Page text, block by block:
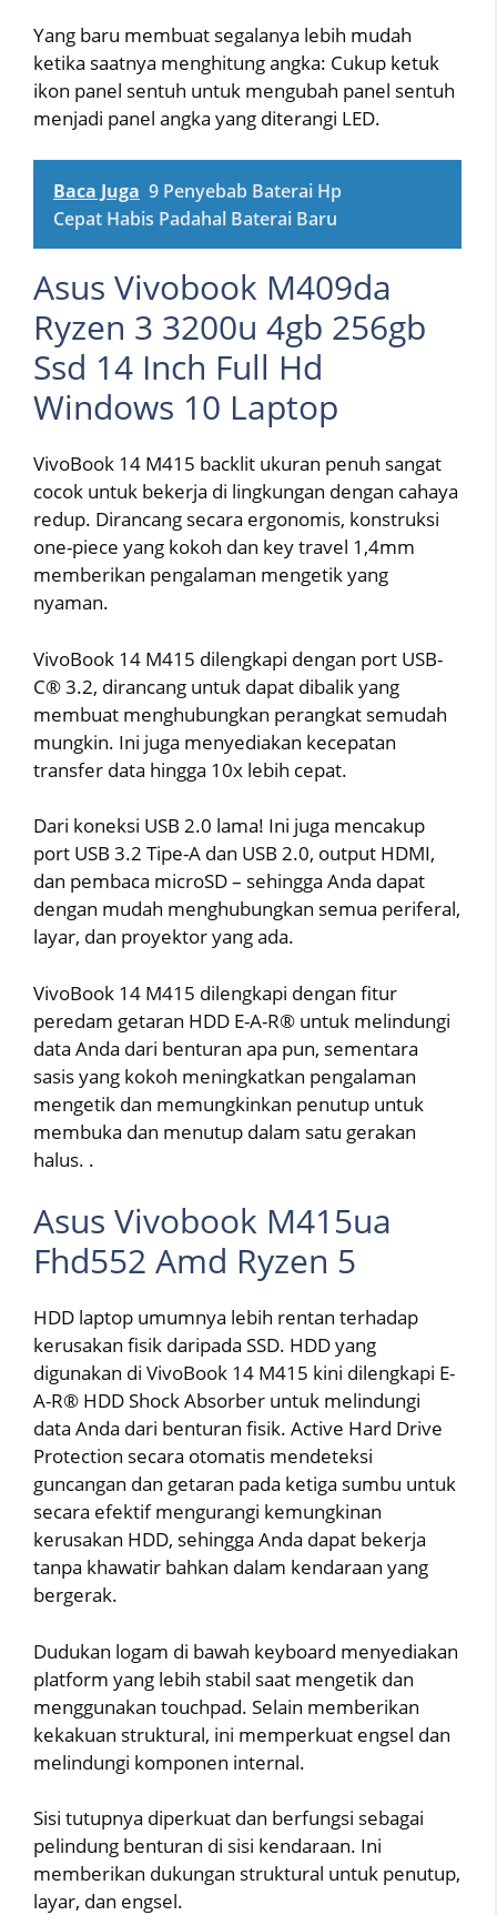
Yang baru membuat segalanya lebih mudah
ketika saatnya menghitung angka: Cukup ketuk
ikon panel sentuh untuk mengubah panel sentuh
menjadi panel angka yang diterangi LED.
Baca Juga 9 Penyebab Baterai Hp
Cepat Habis Padahal Baterai Baru
Asus Vivobook M409da
Ryzen 3 3200u 4gb 256gb
Ssd 14 Inch Full Hd
Windows 10 Laptop
VivoBook 14 M415 backlit ukuran penuh sangat
cocok untuk bekerja di lingkungan dengan cahaya
redup. Dirancang secara ergonomis, konstruksi
one-piece yang kokoh dan key travel 1,4mm
memberikan pengalaman mengetik yang
nyaman.
VivoBook 14 M415 dilengkapi dengan port USB-
C® 3.2, dirancang untuk dapat dibalik yang
membuat menghubungkan perangkat semudah
mungkin. Ini juga menyediakan kecepatan
transfer data hingga 10x lebih cepat.
Dari koneksi USB 2.0 lama! Ini juga mencakup
port USB 3.2 Tipe-A dan USB 2.0, output HDMI,
dan pembaca microSD – sehingga Anda dapat
dengan mudah menghubungkan semua periferal,
layar, dan proyektor yang ada.
VivoBook 14 M415 dilengkapi dengan fitur
peredam getaran HDD E-A-R® untuk melindungi
data Anda dari benturan apa pun, sementara
sasis yang kokoh meningkatkan pengalaman
mengetik dan memungkinkan penutup untuk
membuka dan menutup dalam satu gerakan
halus. .
Asus Vivobook M415ua
Fhd552 Amd Ryzen 5
HDD laptop umumnya lebih rentan terhadap
kerusakan fisik daripada SSD. HDD yang
digunakan di VivoBook 14 M415 kini dilengkapi E-
A-R® HDD Shock Absorber untuk melindungi
data Anda dari benturan fisik. Active Hard Drive
Protection secara otomatis mendeteksi
guncangan dan getaran pada ketiga sumbu untuk
secara efektif mengurangi kemungkinan
kerusakan HDD, sehingga Anda dapat bekerja
tanpa khawatir bahkan dalam kendaraan yang
bergerak.
Dudukan logam di bawah keyboard menyediakan
platform yang lebih stabil saat mengetik dan
menggunakan touchpad. Selain memberikan
kekakuan struktural, ini memperkuat engsel dan
melindungi komponen internal.
Sisi tutupnya diperkuat dan berfungsi sebagai
pelindung benturan di sisi kendaraan. Ini
memberikan dukungan struktural untuk penutup,
layar, dan engsel.